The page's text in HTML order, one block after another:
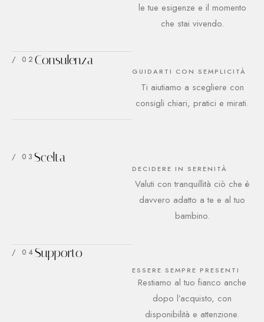
le tue esigenze e il momento
che stai vivendo.
/ 02 Consulenza
GUIDARTI CON SEMPLICITÀ
Ti aiutiamo a scegliere con
consigli chiari, pratici e mirati.
/ 03 Scelta
DECIDERE IN SERENITÀ
Valuti con tranquillità ciò che è
davvero adatto a te e al tuo
bambino.
/ 04Supporto
ESSERE SEMPRE PRESENTI
Restiamo al tuo fianco anche
dopo l’acquisto, con
disponibilità e attenzione.